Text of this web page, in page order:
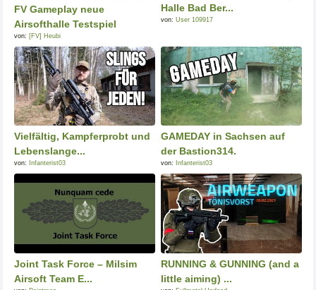
FV Gameplay neue
Airsofthalle Testspiel
von: [FV] Heubi
Halle Bad Ber...
von: User 109917
Vielfältig, Kampferprobt und
Lebenslange...
von: Infanterist03
GAMEDAY in Sachsen auf
der Bastion314.
von: Infanterist03
Joint Task Force – Milsim
Airsoft Team E...
RUNNING & GUNNING (and a
little aiming) ...